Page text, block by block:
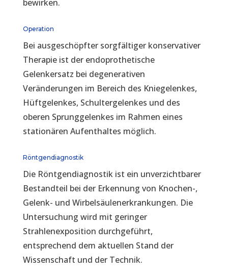
bewirken.
Operation
Bei ausgeschöpfter sorgfältiger konservativer
Therapie ist der endoprothetische
Gelenkersatz bei degenerativen
Veränderungen im Bereich des Kniegelenkes,
Hüftgelenkes, Schultergelenkes und des
oberen Sprunggelenkes im Rahmen eines
stationären Aufenthaltes möglich.
Röntgendiagnostik
Die Röntgendiagnostik ist ein unverzichtbarer
Bestandteil bei der Erkennung von Knochen-,
Gelenk- und Wirbelsäulenerkrankungen. Die
Untersuchung wird mit geringer
Strahlenexposition durchgeführt,
entsprechend dem aktuellen Stand der
Wissenschaft und der Technik.